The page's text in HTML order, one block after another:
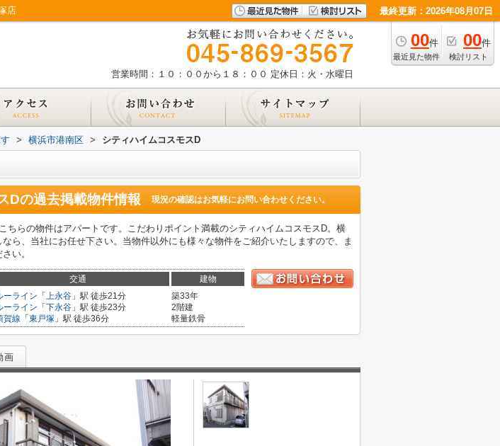
店 最終更新：2026年08月07日
00件
最近見た物件
00件
検討リスト
営業時間：１０：００から１８：００ 定休日：火・水曜日
> 横浜市港南区 > シティハイムコスモスD
Dの過去掲載物件情報 現況の確認はお気軽にお問い合わせください。
ちらの物件はアパートです。こだわりポイント満載のシティハイムコスモスD。横
ら、当社にお任せ下さい。当物件以外にも様々な物件をご紹介いたしますので、ま
い。
交通 建物
ーライン 「 上永谷 」駅 徒歩21分
ーライン 「 下永谷 」駅 徒歩23分
賀線 「 東戸塚 」駅 徒歩36分
築33年
2階建
軽量鉄骨
画